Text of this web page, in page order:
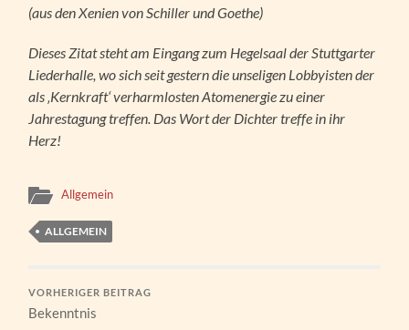
(aus den Xenien von Schiller und Goethe)
Dieses Zitat steht am Eingang zum Hegelsaal der Stuttgarter
Liederhalle, wo sich seit gestern die unseligen Lobbyisten der
als ‚Kernkraft‘ verharmlosten Atomenergie zu einer
Jahrestagung treffen. Das Wort der Dichter treffe in ihr
Herz!
Allgemein
ALLGEMEIN
VORHERIGER BEITRAG
Bekenntnis